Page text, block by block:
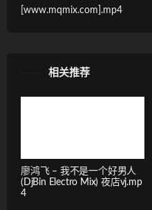
[www.mqmix.com].mp4
相关推荐
廖鸿飞 – 我不是一个好男人
(DjBin Electro Mix) 夜店vj.mp
4